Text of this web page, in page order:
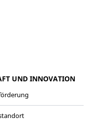
UND INNOVATION